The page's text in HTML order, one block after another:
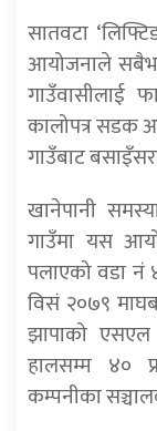
सातवटा
आयोजनाले
गाउँवासीलाई
कालोपत्र सडक
गाउँबाट
खानेपानी
गाउँमा यस
पलाएको वडा नं
विसं २०७९
झापाको
हालसम्म ४०
कम्पनीका